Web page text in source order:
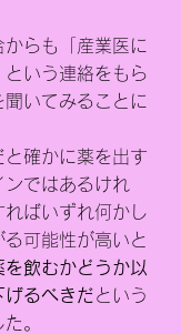
らも「産業医に
いう連絡をもら
いてみることに
確かに薬を出す
ではあるけれ
ればいずれ何かし
可能性が高いと
を飲むかどうか以
げるべきだという
。